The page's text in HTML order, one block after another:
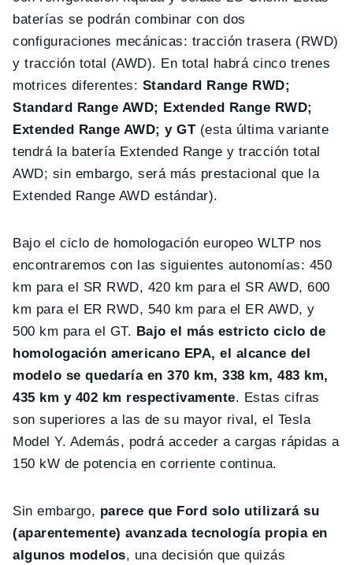
baterías se podrán combinar con dos
configuraciones mecánicas: tracción trasera (RWD)
y tracción total (AWD). En total habrá cinco trenes
motrices diferentes: Standard Range RWD;
Standard Range AWD; Extended Range RWD;
Extended Range AWD; y GT(esta última variante
tendrá la batería Extended Range y tracción total
AWD; sin embargo, será más prestacional que la
Extended Range AWD estándar).
Bajo el ciclo de homologación europeo WLTP nos
encontraremos con las siguientes autonomías: 450
km para el SR RWD, 420 km para el SR AWD, 600
km para el ER RWD, 540 km para el ER AWD, y
500 km para el GT. Bajo el más estricto ciclo de
homologación americano EPA, el alcance del
modelo se quedaría en 370 km, 338 km, 483 km,
435 km y 402 km respectivamente. Estas cifras
son superiores a las de su mayor rival, el Tesla
Model Y. Además, podrá acceder a cargas rápidas a
150 kW de potencia en corriente continua.
Sin embargo, parece que Ford solo utilizará su
(aparentemente) avanzada tecnología propia en
algunos modelos, una decisión que quizás